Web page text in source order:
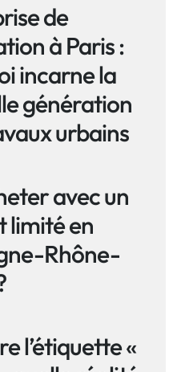
de
à Paris :
incarne la
génération
urbains
avec un
limité en
Rhône-
l’étiquette «